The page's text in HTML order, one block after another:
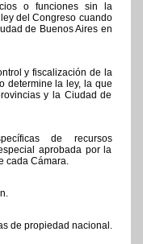
o funciones sin la
del Congreso cuando
de Buenos Aires en
y fiscalización de la
determine la ley, la que
y la Ciudad de
de recursos
aprobada por la
cada Cámara.
de propiedad nacional.